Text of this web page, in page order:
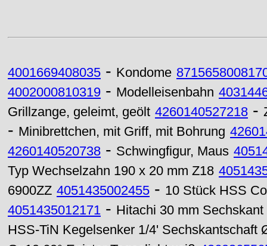
4001669408035 - Kondome
4002000810319 - Modelleisenbahn
Grillzange, geleimt, geölt 4260140527218 -
- Minibrettchen, mit Griff, mit Bohrung
4260140520738 - Schwingfigur, Maus
Typ Wechselzahn 190 x 20 mm Z18
6900ZZ 4051435002455 - 10 Stück HSS
4051435012171 - Hitachi 30 mm
HSS-TiN Kegelsenker 1/4' Sechskantschaft